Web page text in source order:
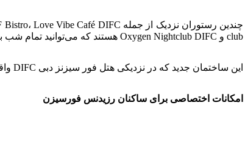
club و Oxygen Nightclub DIFC هستند که می‌توانید تمام شب با دوستانتان در آنجا برقصید. مدت زمان سفر به این مکان‌ها با ماشین فقط ۵ دقیقه است.
این ساختمان جدید که در نزدیکی هتل فور سیزنز دبی DIFC واقع شده است، ۵ دقیقه تا برج خلیفه و ۱۵ دقیقه تا ساحل جمیرا فاصله دارد.
امکانات اختصاصی برای ساکنان رزیدنس فورسیزن